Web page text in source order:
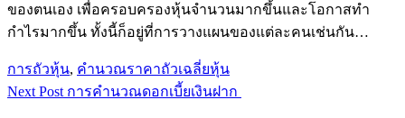
ของตนเอง เพื่อครอบครองหุ้นจำนวนมากขึ้นและโอกาสทำ
กำไรมากขึ้น ทั้งนี้ก็อยู่ที่การวางแผนของแต่ละคนเช่นกัน…
Tags:
การถัวหุ้น, คำนวณราคาถัวเฉลี่ยหุ้น
Next Post การคำนวณดอกเบี้ยเงินฝาก